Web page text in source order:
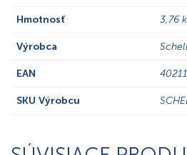
Hmotnosť 3,76
Výrobca
EAN
SKU Výrobcu